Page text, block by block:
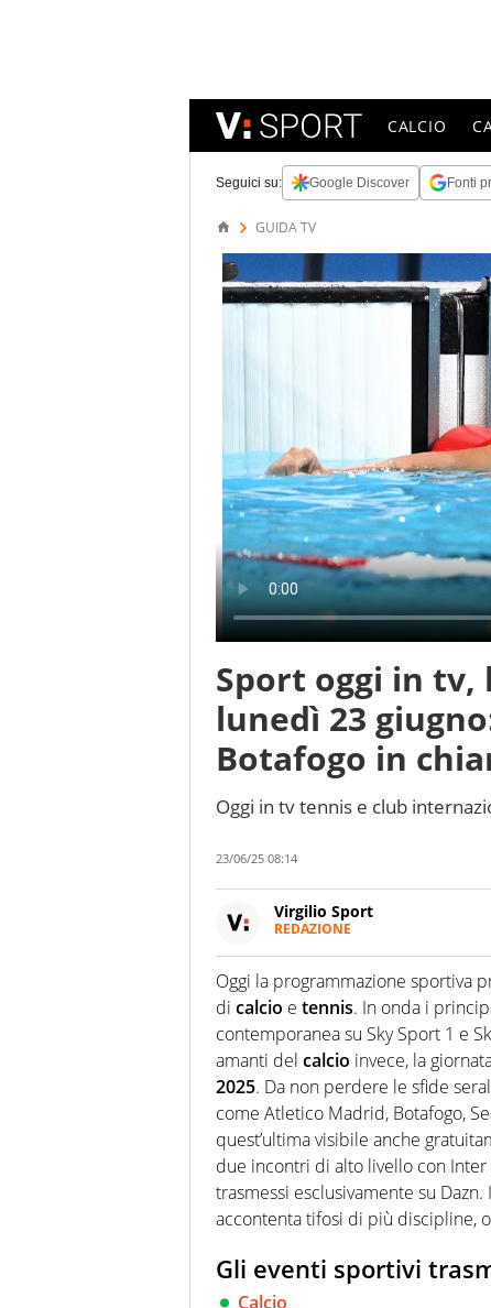
CALCIO
Seguici su: Google Discover Fonti
GUIDA TV
Sport oggi in tv,
lunedì 23
Botafogo in
Oggi in tv tennis e club
23/06/25 08:14
Virgilio Sport
REDAZIONE
sport. Calcio, calciomercato,
Virgilio Sport i tifosi e gli
completa e zero faziosità.
esperti di sport abili sia nel
rilanciano verso la rete, sia
100% originali ed esclusivi.
Oggi la programmazione sportiva
di calcio e tennis. In onda i
contemporanea su Sky Sport 1 e
amanti del calcio invece, la
2025. Da non perdere le sfide
come Atletico Madrid, Botafogo,
quest’ultima visibile anche
due incontri di alto livello con
trasmessi esclusivamente su
accontenta tifosi di più discipline,
Gli eventi sportivi
Calcio